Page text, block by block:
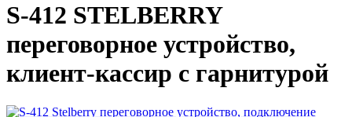
S-412 STELBERRY
переговорное устройство,
клиент-кассир с гарнитурой